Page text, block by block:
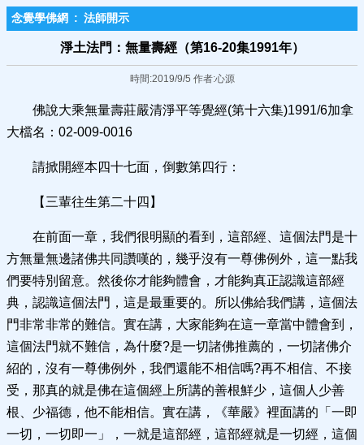
念覺學佛網 : 法師開示
淨土法門：無量壽經（第16-20集1991年）
時間:2019/9/5 作者:心源
佛說大乘無量壽莊嚴清淨平等覺經(第十六集)1991/6加拿
大檔名：02-009-0016
請掀開經本四十七面，倒數第四行：
【三輩往生第二十四】
在前面一章，我們很明顯的看到，這部經、這個法門是十
方無量無邊諸佛共同讚嘆的，幾乎沒有一尊佛例外，這一點我
們要特別留意。然後你才能夠體會，才能夠真正認識這部經
典，認識這個法門，這是最重要的。所以佛給我們講，這個法
門非常非常的難信。實在講，大家能夠在這一章當中體會到，
這個法門就不難信，為什麼?是一切諸佛推薦的，一切諸佛介
紹的，沒有一尊佛例外，我們還能不相信嗎?再不相信、不接
受，那真的就是佛在這個經上所講的善根鮮少，這個人少善
根、少福德，他不能相信。實在講，《華嚴》裡面講的「一即
一切，一切即一」，一就是這部經，這部經就是一切經，這個